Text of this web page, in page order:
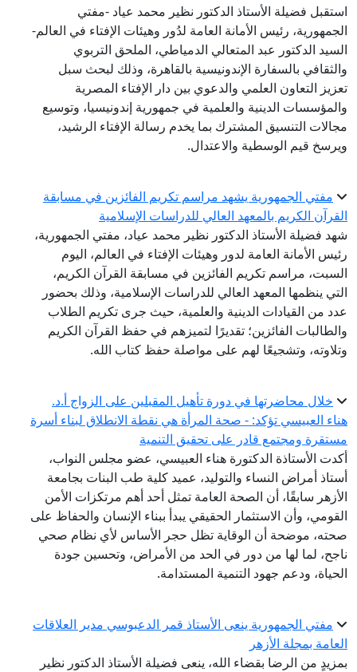
استقبل فضيلة الأستاذ الدكتور نظير محمد عياد -مفتي
الجمهورية، رئيس الأمانة العامة لدُور وهيئات الإفتاء في العالم-
السيد الدكتور عبد المتعالي الدمياطي، الملحق التربوي
والثقافي بالسفارة الإندونيسية بالقاهرة، وذلك لبحث سبل
تعزيز التعاون العلمي والدعوي بين دار الإفتاء المصرية
والمؤسسات الدينية والعلمية في جمهورية إندونيسيا، وتوسيع
مجالات التنسيق المشترك بما يخدم رسالة الإفتاء الرشيد،
ويرسخ قيم الوسطية والاعتدال.
مفتي الجمهورية يشهد مراسم تكريم الفائزين في مسابقة
القرآن الكريم بالمعهد العالي للدراسات الإسلامية
شهد فضيلة الأستاذ الدكتور نظير محمد عياد، مفتي الجمهورية،
رئيس الأمانة العامة لدور وهيئات الإفتاء في العالم، اليوم
السبت، مراسم تكريم الفائزين في مسابقة القرآن الكريم،
التي ينظمها المعهد العالي للدراسات الإسلامية، وذلك بحضور
عدد من القيادات الدينية والعلمية، حيث جرى تكريم الطلاب
والطالبات الفائزين؛ تقديرًا لتميزهم في حفظ القرآن الكريم
وتلاوته، وتشجيعًا لهم على مواصلة حفظ كتاب الله.
خلال محاضرتها في دورة تأهيل المقبلين على الزواج أ.د.
هناء العبيسي تؤكد: - صحة المرأة هي نقطة الانطلاق لبناء أسرة
مستقرة ومجتمع قادر على تحقيق التنمية
أكدت الأستاذة الدكتورة هناء العبيسي، عضو مجلس النواب،
أستاذ أمراض النساء والتوليد، عميد كلية طب البنات بجامعة
الأزهر سابقًا، أن الصحة العامة تمثل أحد أهم مرتكزات الأمن
القومي، وأن الاستثمار الحقيقي يبدأ ببناء الإنسان والحفاظ على
صحته، موضحة أن الوقاية تظل حجر الأساس لأي نظام صحي
ناجح، لما لها من دور في الحد من الأمراض، وتحسين جودة
الحياة، ودعم جهود التنمية المستدامة.
مفتي الجمهورية ينعى الأستاذ قمر الدعبوسي مدير العلاقات
العامة بمجلة الأزهر
بمزيدٍ من الرضا بقضاء الله، ينعى فضيلة الأستاذ الدكتور نظير